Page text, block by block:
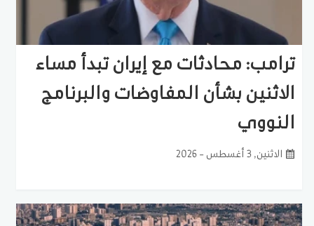
ترامب: محادثات مع إيران تبدأ مساء
الاثنين بشأن المفاوضات والبرنامج
النووي
الاثنين, 3 أغسطس - 2026